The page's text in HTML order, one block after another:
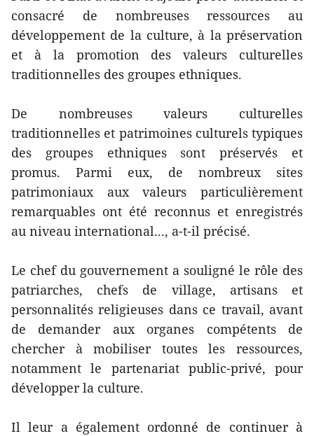
consacré de nombreuses ressources au
développement de la culture, à la préservation
et à la promotion des valeurs culturelles
traditionnelles des groupes ethniques.
De nombreuses valeurs culturelles
traditionnelles et patrimoines culturels typiques
des groupes ethniques sont préservés et
promus. Parmi eux, de nombreux sites
patrimoniaux aux valeurs particulièrement
remarquables ont été reconnus et enregistrés
au niveau international..., a-t-il précisé.
Le chef du gouvernement a souligné le rôle des
patriarches, chefs de village, artisans et
personnalités religieuses dans ce travail, avant
de demander aux organes compétents de
chercher à mobiliser toutes les ressources,
notamment le partenariat public-privé, pour
développer la culture.
Il leur a également ordonné de continuer à